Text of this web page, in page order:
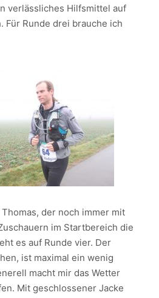
verlässliches Hilfsmittel auf
Für Runde drei brauche ich
der noch immer mit
im Startbereich die
es auf Runde vier. Der
ist maximal ein wenig
macht mir das Wetter
Mit geschlossener Jacke